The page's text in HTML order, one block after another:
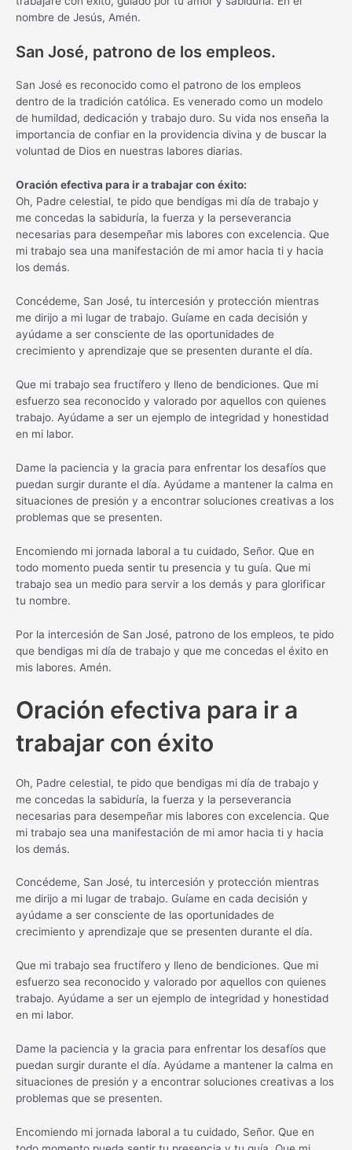
nombre de Jesús, Amén.
San José, patrono de los empleos.
San José es reconocido como el patrono de los empleos
dentro de la tradición católica. Es venerado como un modelo
de humildad, dedicación y trabajo duro. Su vida nos enseña la
importancia de confiar en la providencia divina y de buscar la
voluntad de Dios en nuestras labores diarias.
Oración efectiva para ir a trabajar con éxito:
Oh, Padre celestial, te pido que bendigas mi día de trabajo y
me concedas la sabiduría, la fuerza y la perseverancia
necesarias para desempeñar mis labores con excelencia. Que
mi trabajo sea una manifestación de mi amor hacia ti y hacia
los demás.
Concédeme, San José, tu intercesión y protección mientras
me dirijo a mi lugar de trabajo. Guíame en cada decisión y
ayúdame a ser consciente de las oportunidades de
crecimiento y aprendizaje que se presenten durante el día.
Que mi trabajo sea fructífero y lleno de bendiciones. Que mi
esfuerzo sea reconocido y valorado por aquellos con quienes
trabajo. Ayúdame a ser un ejemplo de integridad y honestidad
en mi labor.
Dame la paciencia y la gracia para enfrentar los desafíos que
puedan surgir durante el día. Ayúdame a mantener la calma en
situaciones de presión y a encontrar soluciones creativas a los
problemas que se presenten.
Encomiendo mi jornada laboral a tu cuidado, Señor. Que en
todo momento pueda sentir tu presencia y tu guía. Que mi
trabajo sea un medio para servir a los demás y para glorificar
tu nombre.
Por la intercesión de San José, patrono de los empleos, te pido
que bendigas mi día de trabajo y que me concedas el éxito en
mis labores. Amén.
Oración efectiva para ir a
trabajar con éxito
Oh, Padre celestial, te pido que bendigas mi día de trabajo y
me concedas la sabiduría, la fuerza y la perseverancia
necesarias para desempeñar mis labores con excelencia. Que
mi trabajo sea una manifestación de mi amor hacia ti y hacia
los demás.
Concédeme, San José, tu intercesión y protección mientras
me dirijo a mi lugar de trabajo. Guíame en cada decisión y
ayúdame a ser consciente de las oportunidades de
crecimiento y aprendizaje que se presenten durante el día.
Que mi trabajo sea fructífero y lleno de bendiciones. Que mi
esfuerzo sea reconocido y valorado por aquellos con quienes
trabajo. Ayúdame a ser un ejemplo de integridad y honestidad
en mi labor.
Dame la paciencia y la gracia para enfrentar los desafíos que
puedan surgir durante el día. Ayúdame a mantener la calma en
situaciones de presión y a encontrar soluciones creativas a los
problemas que se presenten.
Encomiendo mi jornada laboral a tu cuidado, Señor. Que en